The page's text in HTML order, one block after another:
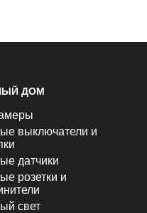
ДОМ
выключатели и
датчики
розетки и
свет